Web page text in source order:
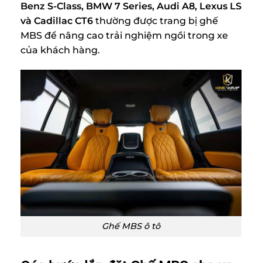
Benz S-Class, BMW 7 Series, Audi A8, Lexus LS
và Cadillac CT6 thường được trang bị ghế
MBS để nâng cao trải nghiệm ngồi trong xe
của khách hàng.
Ghế MBS ô tô